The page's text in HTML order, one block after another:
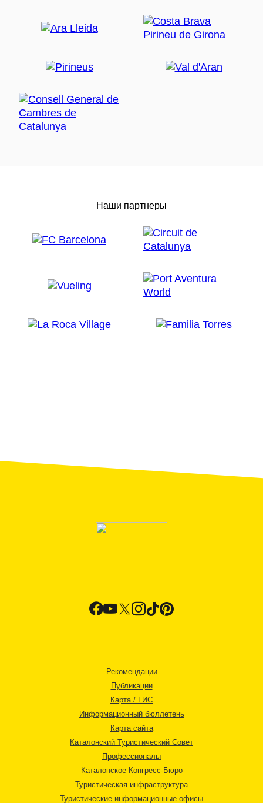
Наши партнеры
Рекомендации
Публикации
Карта / ГИС
Информационный бюллетень
Карта сайта
Каталонский Туристический Совет
Профессионалы
Каталонское Конгресс-Бюро
Туристическая инфраструктура
Туристические информационные офисы